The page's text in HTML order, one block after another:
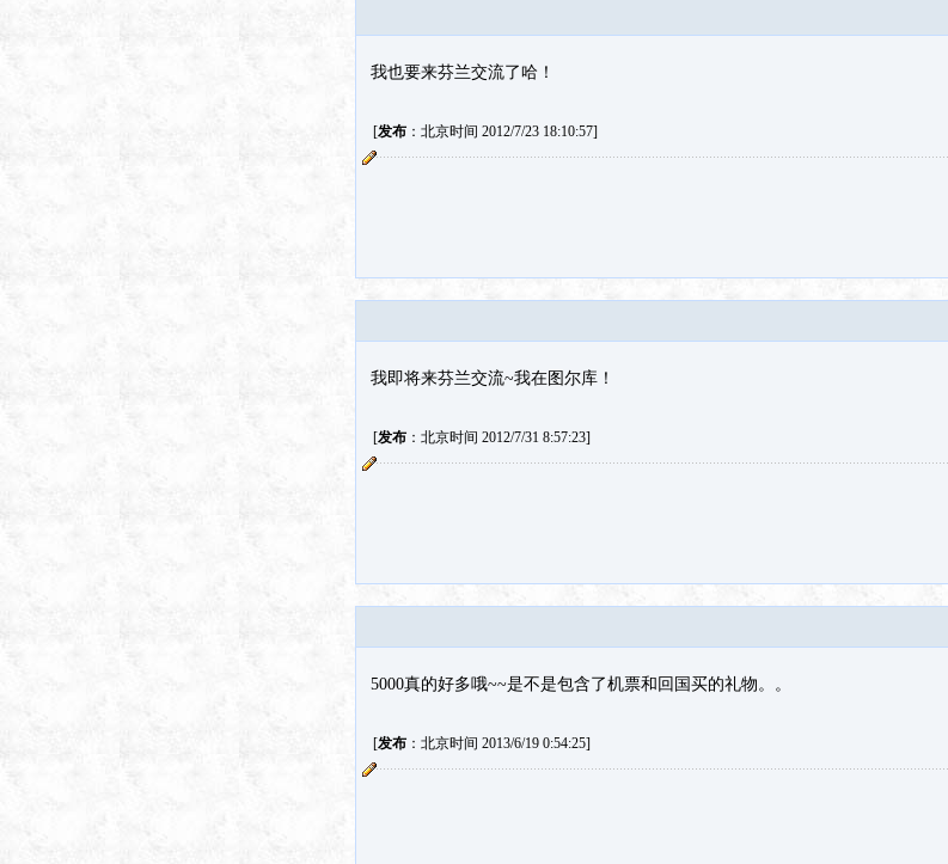
我也要来芬兰交流了哈！
[发布：北京时间 2012/7/23 18:10:57]
我即将来芬兰交流~我在图尔库！
[发布：北京时间 2012/7/31 8:57:23]
5000真的好多哦~~是不是包含了机票和回国买的礼物。。
[发布：北京时间 2013/6/19 0:54:25]